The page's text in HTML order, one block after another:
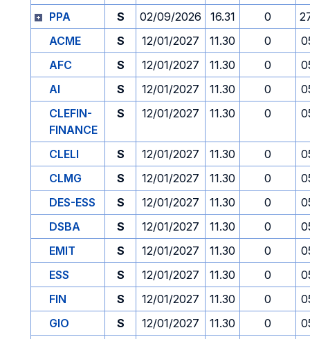
PPA
S 02/09/2026 16.31 0
ACME
S 12/01/2027 11.30 0
AFC
S 12/01/2027 11.30 0
AI
S 12/01/2027 11.30 0
CLEFIN-
FINANCE
S 12/01/2027 11.30 0
CLELI S 12/01/2027 11.30 0
CLMG
S 12/01/2027 11.30 0
DES-ESS
S 12/01/2027 11.30 0
DSBA
S 12/01/2027 11.30 0
EMIT
S 12/01/2027 11.30 0
ESS
S 12/01/2027 11.30 0
FIN
S 12/01/2027 11.30 0
GIO
S 12/01/2027 11.30 0